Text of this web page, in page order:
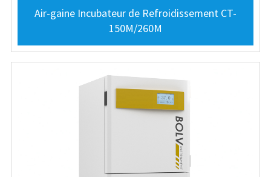
Air-gaine Incubateur de Refroidissement CT-
150M/260M